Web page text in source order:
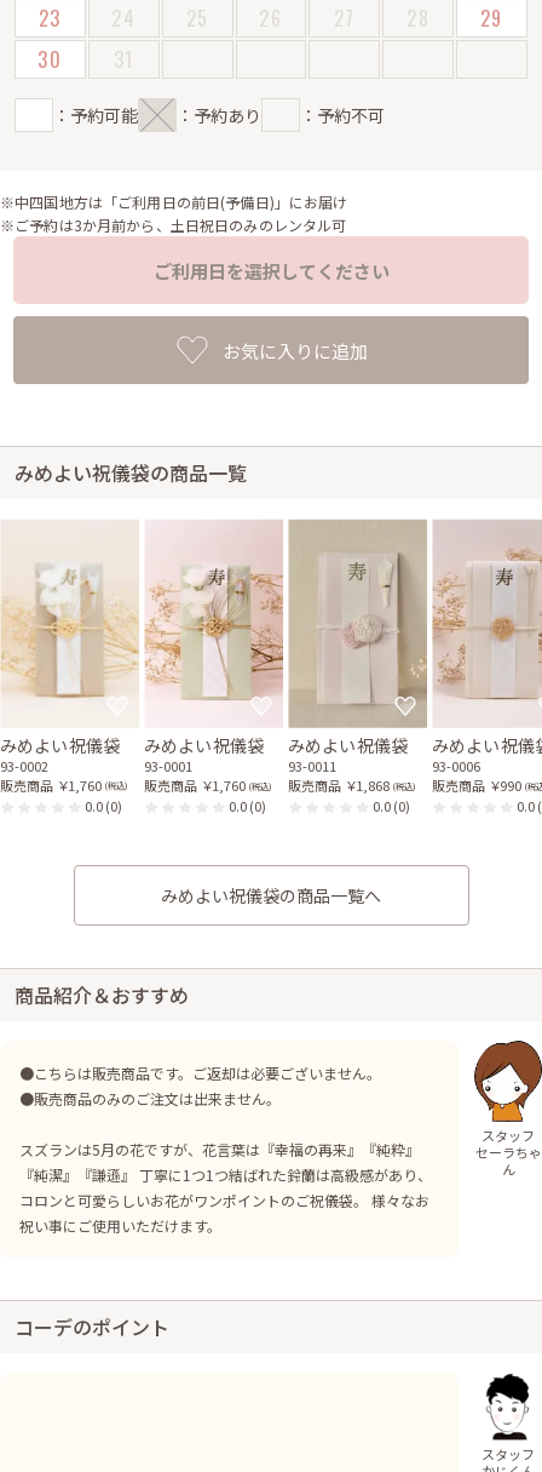
23
24 25 26 27 28
29
30
31
：予約可能 ：予約あり ：予約不可
※中四国地方は「ご利用日の前日(予備日)」にお届け
※ご予約は3か月前から、土日祝日のみのレンタル可
ご利用日を選択してください
お気に入りに追加
みめよい祝儀袋の商品一覧
みめよい祝儀袋
93-0002
販売商品 ￥1,760 (税込)
0.0(0)
みめよい祝儀袋
93-0001
販売商品 ￥1,760 (税込)
0.0(0)
みめよい祝儀袋
93-0011
販売商品 ￥1,868 (税込)
0.0(0)
みめよい祝儀
93-0006
販売商品 ￥990 (税
0.0
みめよい祝儀袋の商品一覧へ
商品紹介＆おすすめ
●こちらは販売商品です。ご返却は必要ございません。
●販売商品のみのご注文は出来ません。
スズランは5月の花ですが、花言葉は『幸福の再来』『純粋』
『純潔』『謙遜』 丁寧に1つ1つ結ばれた鈴蘭は高級感があり、
コロンと可愛らしいお花がワンポイントのご祝儀袋。 様々なお
祝い事にご使用いただけます。
スタッフ
セーラちゃ
ん
コーデのポイント
スタッフ